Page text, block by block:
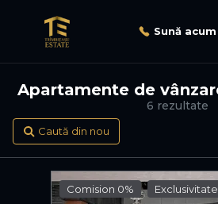
Sună acum
6 rezultate
Apartamente de
Caută din nou
Comision 0% Exclusivitate